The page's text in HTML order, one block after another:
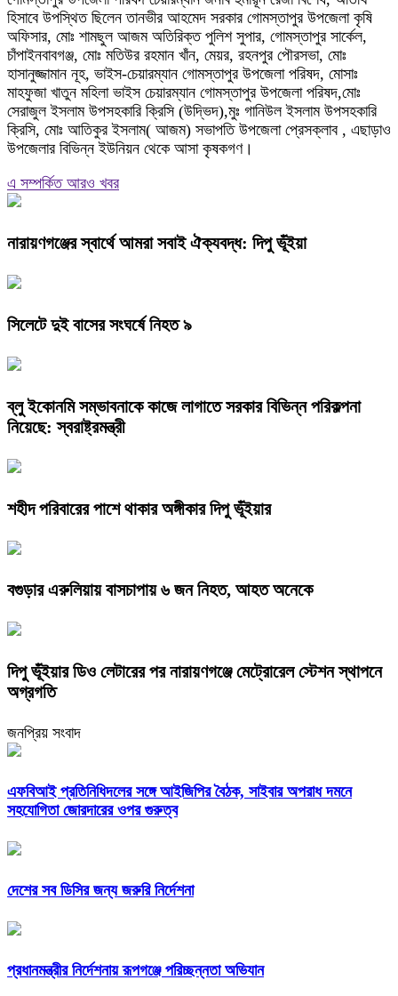
হিসাবে উপস্থিত ছিলেন তানভীর আহমেদ সরকার গোমস্তাপুর উপজেলা কৃষি
অফিসার, মোঃ শামছুল আজম অতিরিক্ত পুলিশ সুপার, গোমস্তাপুর সার্কেল,
চাঁপাইনবাবগঞ্জ, মোঃ মতিউর রহমান খাঁন, মেয়র, রহনপুর পৌরসভা, মোঃ
হাসানুজ্জামান নূহ, ভাইস-চেয়ারম্যান গোমস্তাপুর উপজেলা পরিষদ, মোসাঃ
মাহফুজা খাতুন মহিলা ভাইস চেয়ারম্যান গোমস্তাপুর উপজেলা পরিষদ,মোঃ
সেরাজুল ইসলাম উপসহকারি ক্রিসি (উদ্ভিদ),মুঃ গানিউল ইসলাম উপসহকারি
ক্রিসি, মোঃ আতিকুর ইসলাম( আজম) সভাপতি উপজেলা প্রেসক্লাব , এছাড়াও
উপজেলার বিভিন্ন ইউনিয়ন থেকে আসা কৃষকগণ।
এ সম্পর্কিত আরও খবর
নারায়ণগঞ্জের স্বার্থে আমরা সবাই ঐক্যবদ্ধ: দিপু ভূঁইয়া
সিলেটে দুই বাসের সংঘর্ষে নিহত ৯
ব্লু ইকোনমি সম্ভাবনাকে কাজে লাগাতে সরকার বিভিন্ন পরিকল্পনা
নিয়েছে: স্বরাষ্ট্রমন্ত্রী
শহীদ পরিবারের পাশে থাকার অঙ্গীকার দিপু ভূঁইয়ার
বগুড়ার এরুলিয়ায় বাসচাপায় ৬ জন নিহত, আহত অনেকে
দিপু ভূঁইয়ার ডিও লেটারের পর নারায়ণগঞ্জে মেট্রোরেল স্টেশন স্থাপনে
অগ্রগতি
জনপ্রিয় সংবাদ
এফবিআই প্রতিনিধিদলের সঙ্গে আইজিপির বৈঠক, সাইবার অপরাধ দমনে
সহযোগিতা জোরদারের ওপর গুরুত্ব
দেশের সব ডিসির জন্য জরুরি নির্দেশনা
প্রধানমন্ত্রীর নির্দেশনায় রূপগঞ্জে পরিচ্ছন্নতা অভিযান